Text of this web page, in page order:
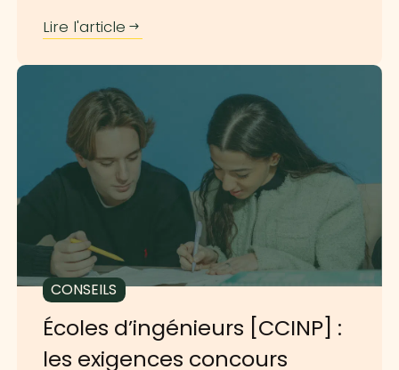
Lire l'article
CONSEILS
Écoles d’ingénieurs [CCINP] :
les exigences concours